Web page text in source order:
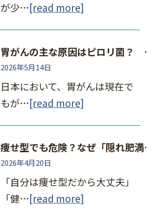
が少…[read more]
胃がんの
2026年5月14日
日本において、胃がんは現在で
もが…[read more]
痩せ型でも
2026年4月20日
「自分は痩せ型だから大丈夫」
「健…[read more]